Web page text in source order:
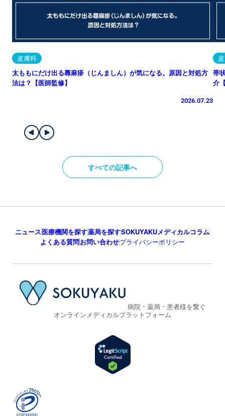
皮膚科
太ももにだけ出る蕁麻疹（じんましん）が気になる。原因と対処方
法は？【医師監修】
2026.07.23
帯
介
すべての記事へ
ニュース医療機関を探す薬局を探すSOKUYAKUメディカルコラム
よくある質問お問い合わせプライバシーポリシー
病院・薬局・患者様を繋ぐ
オンラインメディカルプラットフォーム